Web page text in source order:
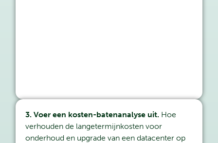
3. Voer een kosten-batenanalyse uit. Hoe
verhouden de langetermijnkosten voor
onderhoud en upgrade van een datacenter op